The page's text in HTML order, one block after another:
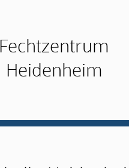
Fechtzentrum
Heidenheim